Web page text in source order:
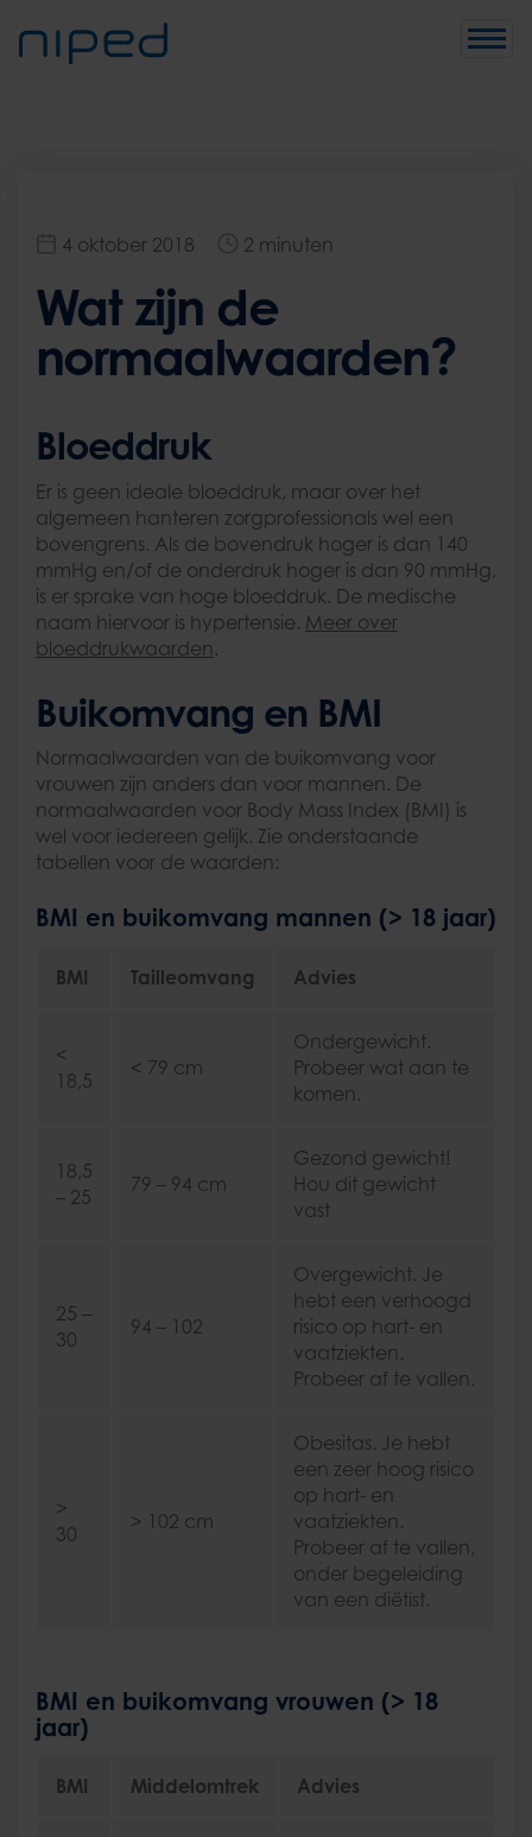
Toggle
4 oktober 2018 2 minuten
Wat zijn de
normaalwaarden?
Bloeddruk
Er is geen ideale bloeddruk, maar over het
algemeen hanteren zorgprofessionals wel een
bovengrens. Als de bovendruk hoger is dan 140
mmHg en/of de onderdruk hoger is dan 90 mmHg,
is er sprake van hoge bloeddruk. De medische
naam hiervoor is hypertensie. Meer over
bloeddrukwaarden .
Buikomvang en BMI
Normaalwaarden van de buikomvang voor
vrouwen zijn anders dan voor mannen. De
normaalwaarden voor Body Mass Index (BMI) is
wel voor iedereen gelijk. Zie onderstaande
tabellen voor de waarden:
BMI en buikomvang mannen (> 18 jaar)
BMI Tailleomvang Advies
<
18,5
< 79 cm
Ondergewicht.
Probeer wat aan te
komen.
18,5
– 25
79 – 94 cm
Gezond gewicht!
Hou dit gewicht
vast
25 –
30
94 – 102
Overgewicht. Je
hebt een verhoogd
risico op hart- en
vaatziekten.
Probeer af te vallen.
>
30
> 102 cm
Obesitas. Je hebt
een zeer hoog risico
op hart- en
vaatziekten.
Probeer af te vallen,
onder begeleiding
van een diëtist.
BMI en buikomvang vrouwen (> 18
jaar)
BMI Middelomtrek Advies